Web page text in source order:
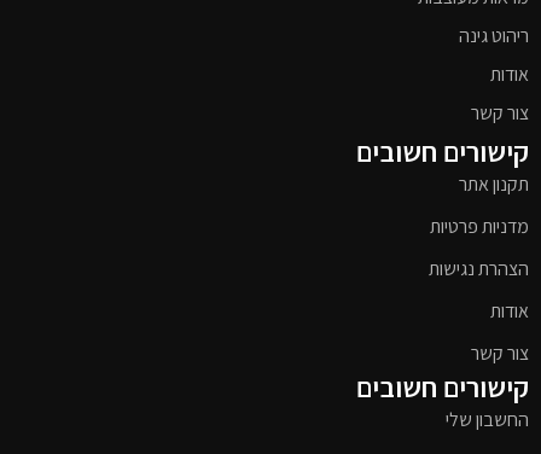
ריהוט גינה
אודות
צור קשר
קישורים חשובים
תקנון אתר
מדניות פרטיות
הצהרת נגישות
אודות
צור קשר
קישורים חשובים
החשבון שלי